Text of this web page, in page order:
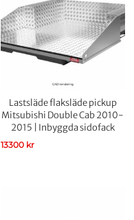
Lastsläde flaksläde pickup
Mitsubishi Double Cab 2010-
2015 | Inbyggda sidofack
13300 kr